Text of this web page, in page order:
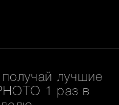
лучшие
1 раз в